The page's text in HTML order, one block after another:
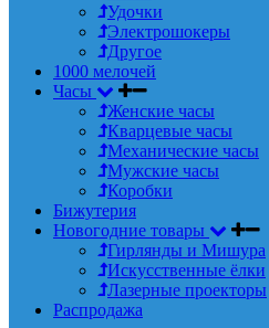
Удочки
Электрошокеры
Другое
1000 мелочей
Часы
Женские часы
Кварцевые часы
Механические часы
Мужские часы
Коробки
Бижутерия
Новогодние товары
Гирлянды и Мишура
Искусственные ёлки
Лазерные проекторы
Распродажа